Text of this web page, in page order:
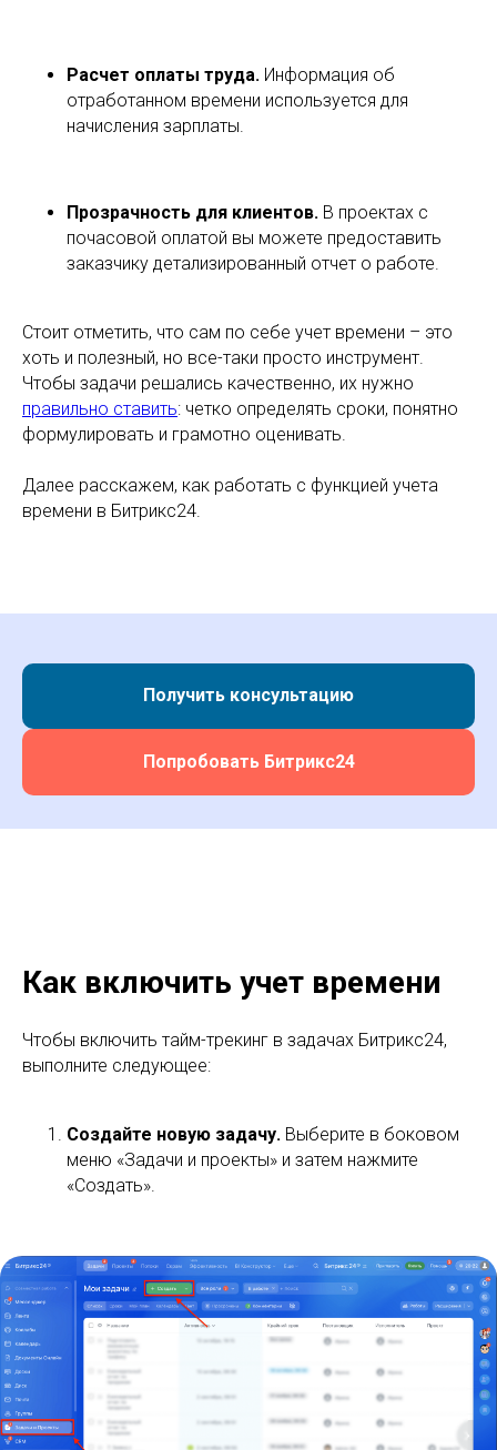
Расчет оплаты труда. Информация об
отработанном времени используется для
начисления зарплаты.
Прозрачность для клиентов. В проектах с
почасовой оплатой вы можете предоставить
заказчику детализированный отчет о работе.
Стоит отметить, что сам по себе учет времени – это
хоть и полезный, но все-таки просто инструмент.
Чтобы задачи решались качественно, их нужно
правильно ставить: четко определять сроки, понятно
формулировать и грамотно оценивать.
Далее расскажем, как работать с функцией учета
времени в Битрикс24.
Получить консультацию
Попробовать Битрикс24
Как включить учет времени
Чтобы включить тайм-трекинг в задачах Битрикс24,
выполните следующее:
Создайте новую задачу. Выберите в боковом
меню «Задачи и проекты» и затем нажмите
«Создать».